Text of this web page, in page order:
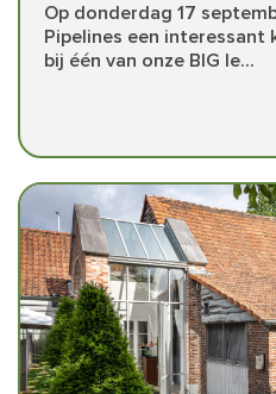
Op donderdag 17
Pipelines een interessant
bij één van onze BIG le...